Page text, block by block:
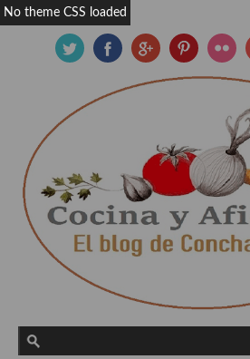
No theme CSS loaded